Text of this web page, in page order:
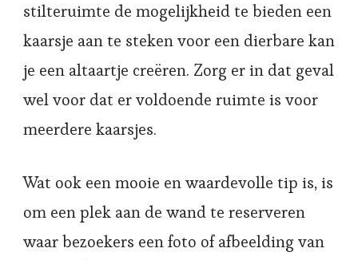
stilteruimte de mogelijkheid te bieden een
kaarsje aan te steken voor een dierbare kan
je een altaartje creëren. Zorg er in dat geval
wel voor dat er voldoende ruimte is voor
meerdere kaarsjes.
Wat ook een mooie en waardevolle tip is, is
om een plek aan de wand te reserveren
waar bezoekers een foto of afbeelding van